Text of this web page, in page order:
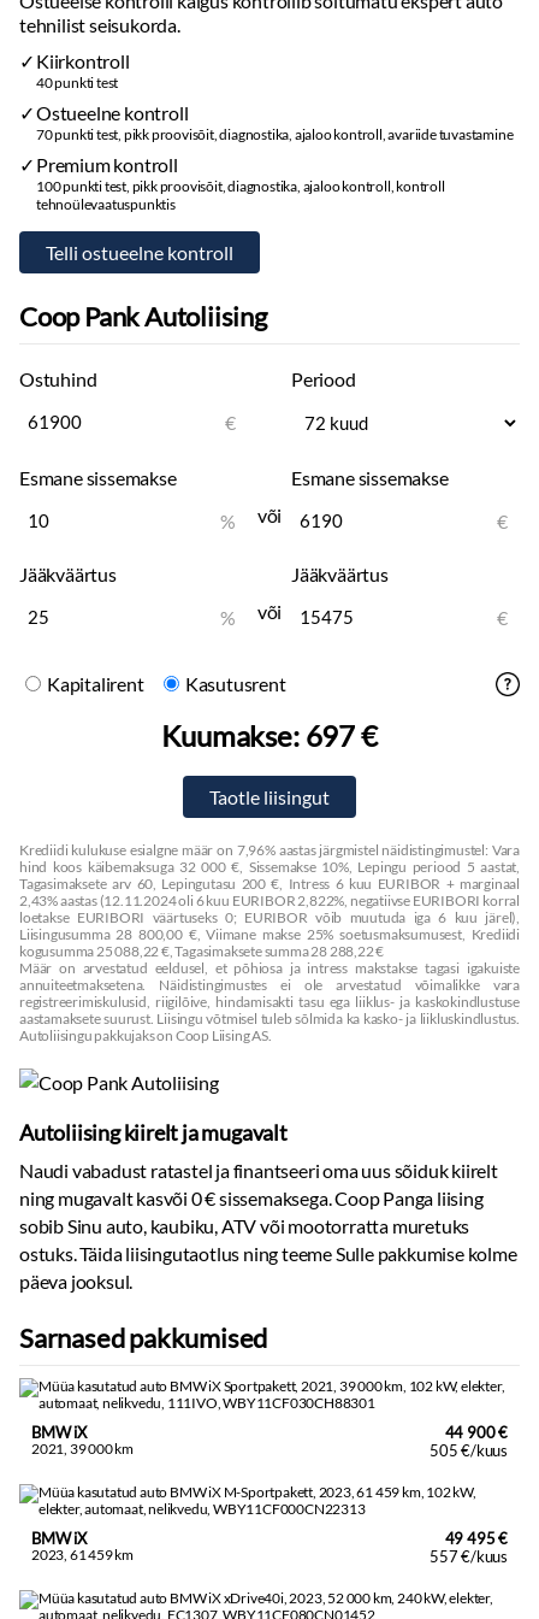
Kohandatav meeleoluvalgustus
Kesklukustus:
Differentsiaal:
Automaatse soojendusega esiklaasi pesurid
Salongi lisasoojendus
Tagaklaasi soojendus
Eraldi kliimaseade tagaistmetele
Sisustus
Iluliistud salongis
Taskud esiistmete seljatugedes
Pagasiruumi matt:
Topsihoidjad:
Armatuurlaud:nahkkattega
Nahkpolster:
Ekraan:ees, puutetundlik
juhtmevaba
Stereo:harman kardon w, originaal, usb pesa
Kõlarid
Subwoofer
Bluetooth
Elektriline antenn
Tuled
Päevatuled:
led
Kurvituled
Tagumised tuled:led
Päevasõidutulede automaatne lülitus
Kaugtulede ümberlülitamise assistent
Tulede korrektor:automaatne
Talverehvid: naastrehvid
Kaasa talverehvid:naastrehvid
Muu
Karterikaitse
Pagasikate
Haagise stabiliseerimise süsteem
Reisiarvesti
tehnilist seisukorda.
Kiirkontroll
40 punkti test
Ostueelne kontroll
70 punkti test, pikk proovisõit, diagnostika, ajaloo kontroll, avariide tuvastamine
Premium kontroll
100 punkti test, pikk proovisõit, diagnostika, ajaloo kontroll, kontroll
tehnoülevaatuspunktis
Coop Pank Autoliising
Ostuhind
€
Periood
Esmane sissemakse
%
või
Esmane sissemakse
€
Jääkväärtus
%
või
Jääkväärtus
€
Kapitalirent Kasutusrent
Kuumakse: 697 €
Krediidi kulukuse esialgne määr on 7,96% aastas järgmistel näidistingimustel: Vara
hind koos käibemaksuga 32 000 €, Sissemakse 10%, Lepingu periood 5 aastat,
Tagasimaksete arv 60, Lepingutasu 200 €, Intress 6 kuu EURIBOR + marginaal
2,43% aastas (12.11.2024 oli 6 kuu EURIBOR 2,822%, negatiivse EURIBORI korral
loetakse EURIBORI väärtuseks 0; EURIBOR võib muutuda iga 6 kuu järel),
Liisingusumma 28 800,00 €, Viimane makse 25% soetusmaksumusest, Krediidi
kogusumma 25 088,22 €, Tagasimaksete summa 28 288,22 €
Määr on arvestatud eeldusel, et põhiosa ja intress makstakse tagasi igakuiste
annuiteetmaksetena. Näidistingimustes ei ole arvestatud võimalikke vara
registreerimiskulusid, riigilõive, hindamisakti tasu ega liiklus- ja kaskokindlustuse
aastamaksete suurust. Liisingu võtmisel tuleb sõlmida ka kasko- ja liikluskindlustus.
Autoliisingu pakkujaks on Coop Liising AS.
Autoliising kiirelt ja mugavalt
Naudi vabadust ratastel ja finantseeri oma uus sõiduk kiirelt
ning mugavalt kasvõi 0 € sissemaksega. Coop Panga liising
sobib Sinu auto, kaubiku, ATV või mootorratta muretuks
ostuks. Täida liisingutaotlus ning teeme Sulle pakkumise kolme
päeva jooksul.
Sarnased pakkumised
BMW iX
2021, 39 000 km
44 900 €
505 €/kuus
BMW iX
2023, 61 459 km
49 495 €
557 €/kuus